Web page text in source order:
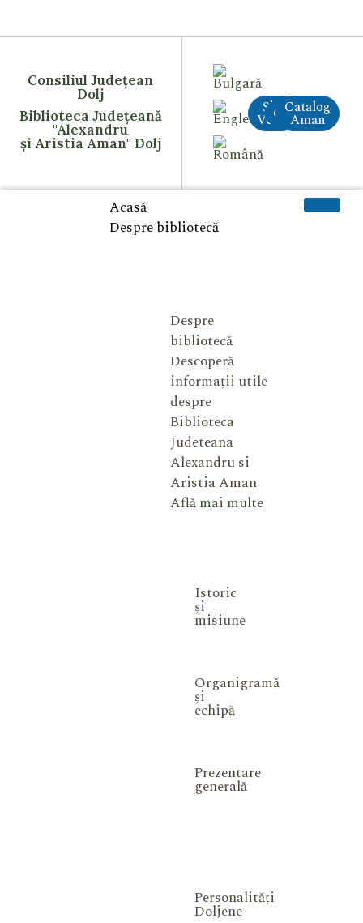
Consiliul Județean
Dolj
Biblioteca Județeană
"Alexandru
și Aristia Aman" Dolj
Site
VechiCreAI
Catalog
Aman
Acasă
Despre bibliotecă
Despre
bibliotecă
Descoperă
informații utile
despre
Biblioteca
Judeteana
Alexandru si
Aristia Aman
Află mai multe
Istoric
și
misiune
Organigramă
și
echipă
Prezentare
generală
Personalități
Doljene